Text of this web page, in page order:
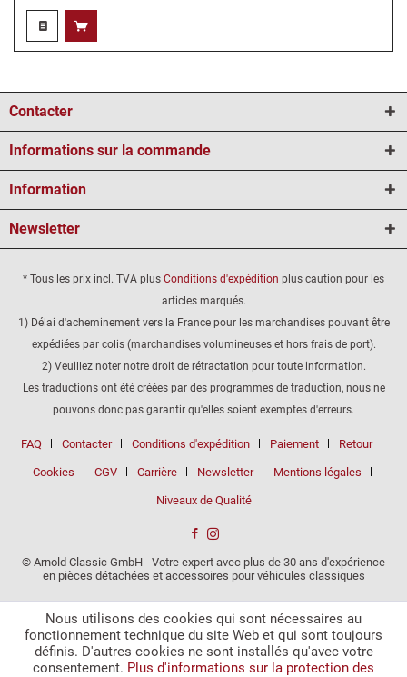
Contacter
Informations sur la commande
Information
Newsletter
* Tous les prix incl. TVA plus Conditions d'expédition plus caution pour les
articles marqués.
1) Délai d'acheminement vers la France pour les marchandises pouvant être
expédiées par colis (marchandises volumineuses et hors frais de port).
2) Veuillez noter notre droit de rétractation pour toute information.
Les traductions ont été créées par des programmes de traduction, nous ne
pouvons donc pas garantir qu'elles soient exemptes d'erreurs.
FAQ Contacter Conditions d'expédition Paiement Retour
Cookies CGV Carrière Newsletter Mentions légales
Niveaux de Qualité
© Arnold Classic GmbH - Votre expert avec plus de 30 ans d'expérience
en pièces détachées et accessoires pour véhicules classiques
Nous utilisons des cookies qui sont nécessaires au
fonctionnement technique du site Web et qui sont toujours
définis. D'autres cookies ne sont installés qu'avec votre
consentement. Plus d'informations sur la protection des